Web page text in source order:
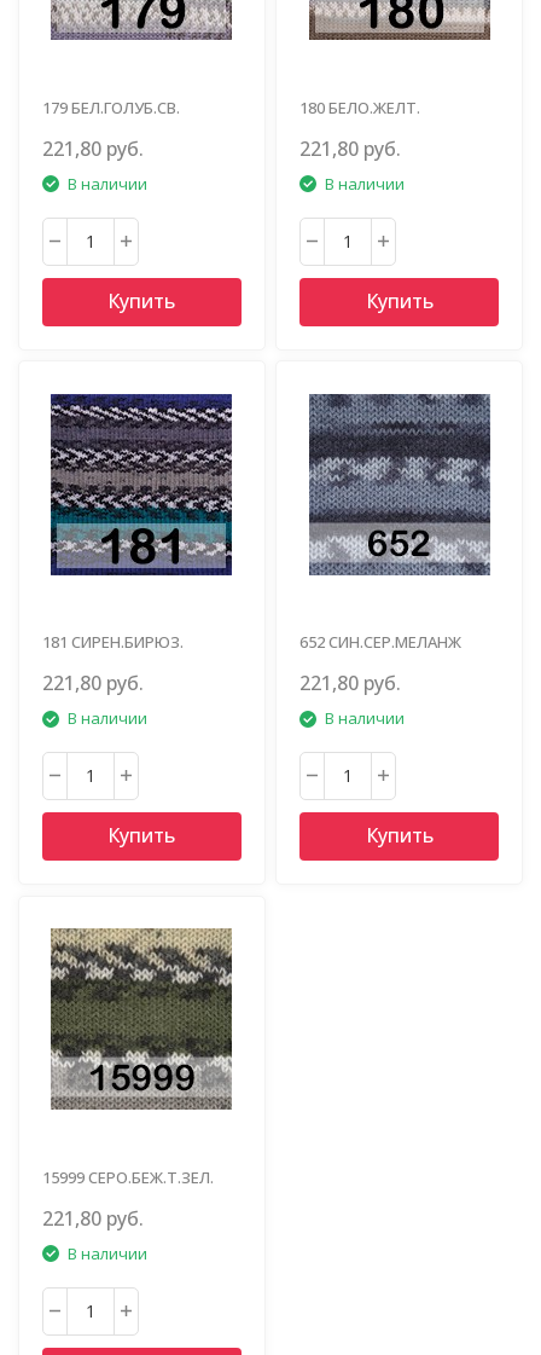
179 БЕЛ.ГОЛУБ.СВ.
221,80 руб.
В наличии
Купить
180 БЕЛО.ЖЕЛТ.
221,80 руб.
В наличии
Купить
181 СИРЕН.БИРЮЗ.
221,80 руб.
В наличии
Купить
652 СИН.СЕР.МЕЛАНЖ
221,80 руб.
В наличии
Купить
15999 СЕРО.БЕЖ.Т.ЗЕЛ.
221,80 руб.
В наличии